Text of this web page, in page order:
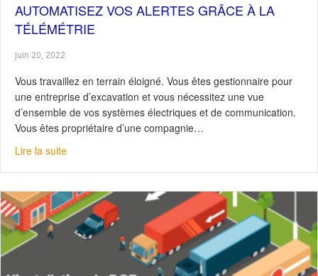
AUTOMATISEZ VOS ALERTES GRÂCE À LA
TÉLÉMÉTRIE
juin 20, 2022
Vous travaillez en terrain éloigné. Vous êtes gestionnaire pour
une entreprise d’excavation et vous nécessitez une vue
d’ensemble de vos systèmes électriques et de communication.
Vous êtes propriétaire d’une compagnie…
Lire la suiteabout Automatisez vos alertes grâce à la télémétrie